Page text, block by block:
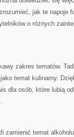
jak te napoje
o różnych
zakres tematów.
temat kulinarny.
dla osób, które lubią
zamienić temat